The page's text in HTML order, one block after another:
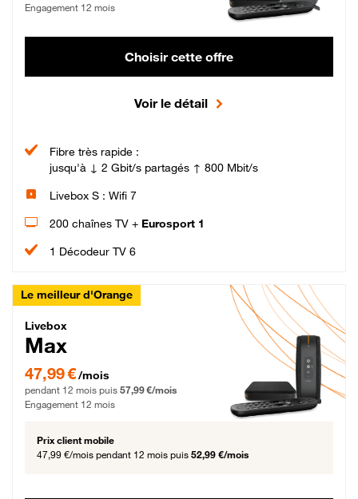
Engagement 12 mois
Choisir cette offre
Voir le détail
Fibre très rapide :
jusqu'à ↓ 2 Gbit/s partagés ↑ 800 Mbit/s
Livebox S : Wifi 7
200 chaînes TV + Eurosport 1
1 Décodeur TV 6
Le meilleur d'Orange
Livebox Max Fibre
Livebox
Max
47,99 € par mois pendant 12 mois puis 57,99 € par mois, Engagement 12 mois
47,99 €/mois
pendant 12 mois puis 57,99 €/mois
Engagement 12 mois
Prix client mobile
47,99 €/mois pendant 12 mois puis 52,99 €/mois